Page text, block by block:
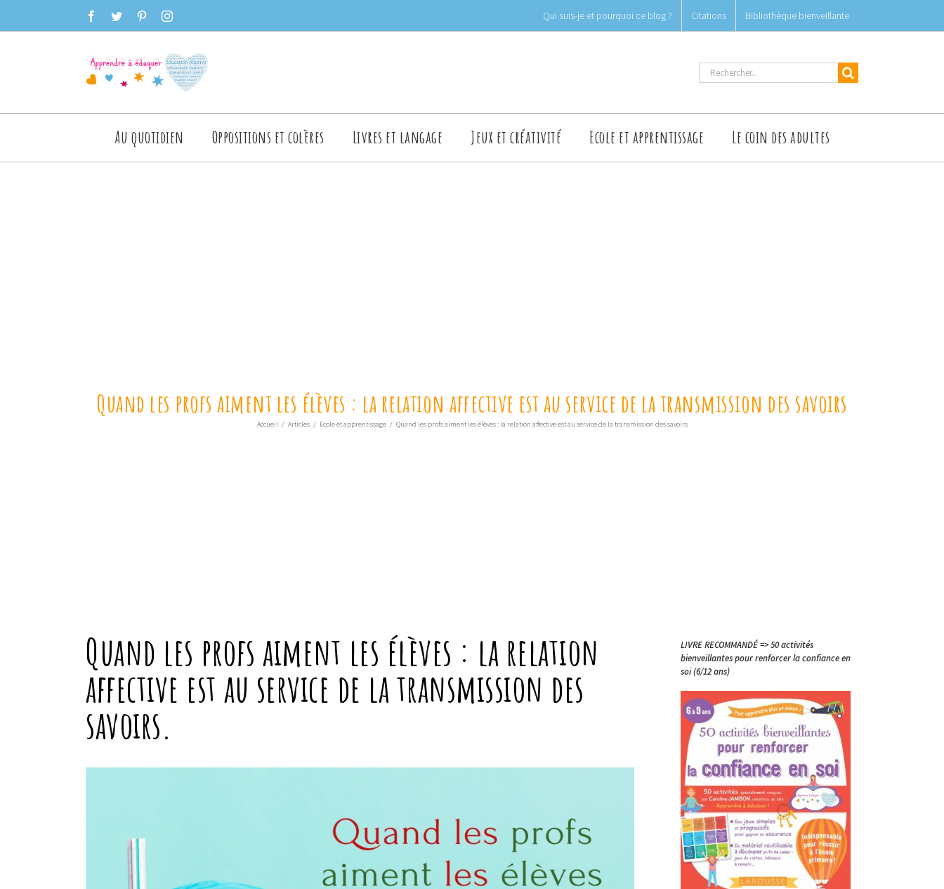
to
facebooktwitter pinterestinstagram Qui suis-je et pourquoi ce blog ? Citations Bibliothèque bienveillante
Rechercher
Rechercher
Au quotidien Oppositions et colères Livres et langage Jeux et créativité Ecole et apprentissage Le coin des adultes
Quand les profs aiment les élèves : la relation affective est au service de la transmission des savoirs
Accueil / Articles / Ecole et apprentissage / Quand les profs aiment les élèves : la relation affective est au service de la transmission des savoirs
Quand les profs aiment les élèves : la relation
affective est au service de la transmission des
savoirs.
LIVRE RECOMMANDÉ => 50 activités
bienveillantes pour renforcer la confiance en
soi (6/12 ans)